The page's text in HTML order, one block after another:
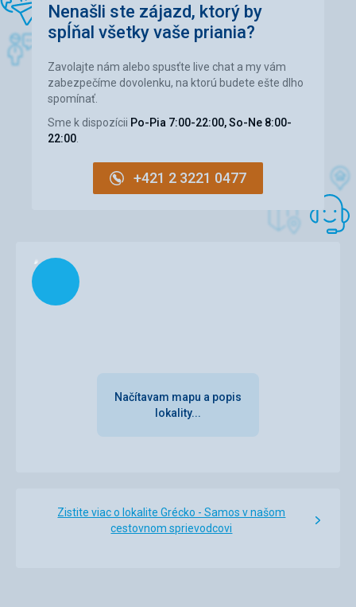
Google Translate
Nenašli ste zájazd, ktorý by
spĺňal všetky vaše priania?
Zavolajte nám alebo spusťte live chat a my vám
zabezpečíme dovolenku, na ktorú budete ešte dlho
spomínať.
Sme k dispozícii Po-Pia 7:00-22:00, So-Ne 8:00-
22:00
+421 2 3221 0477
Načítam
Načítavam mapu a popis
lokality...
Zistite viac o lokalite Grécko - Samos v našom
cestovnom sprievodcovi